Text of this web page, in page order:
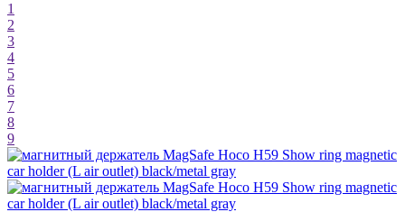
1
2
3
4
5
6
7
8
9